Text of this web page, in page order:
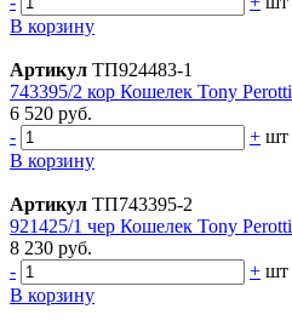
В корзину
Артикул ТП924483-1
743395/2 кор Кошелек Tony Perotti
6 520 руб.
-
+ шт
В корзину
Артикул ТП743395-2
921425/1 чер Кошелек Tony Perotti
8 230 руб.
-
+ шт
В корзину